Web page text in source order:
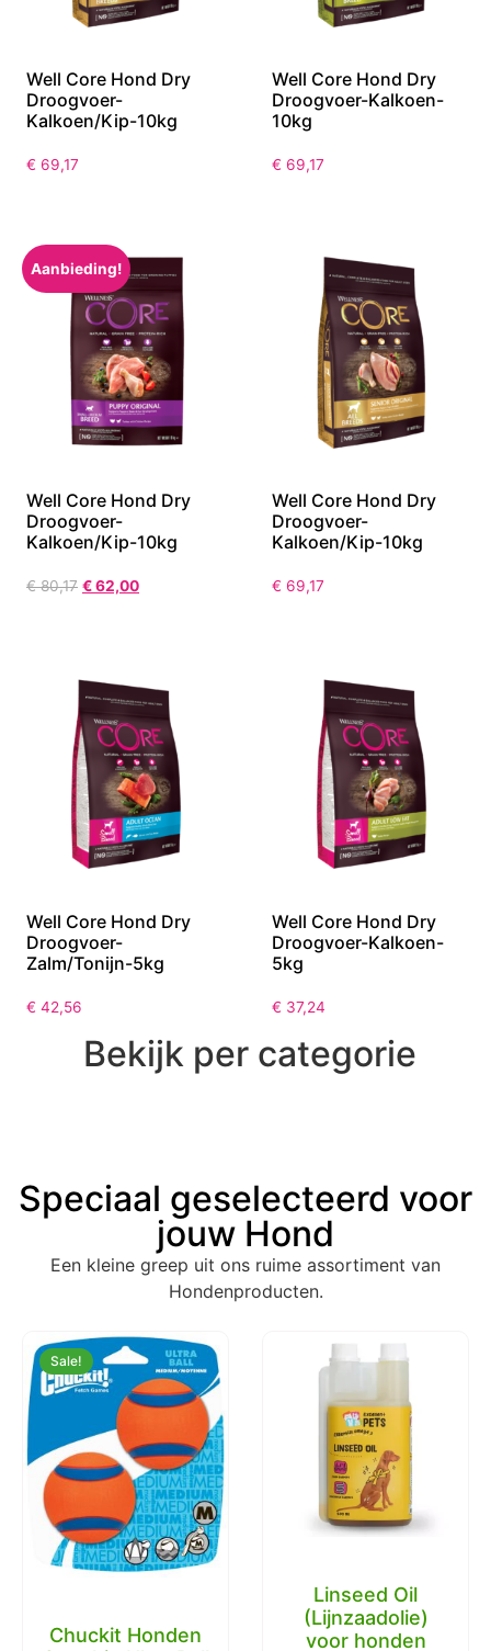
Well Core Hond Dry
Droogvoer-
Kalkoen/Kip-10kg
€ 69,17
Well Core Hond Dry
Droogvoer-Kalkoen-
10kg
€ 69,17
Aanbieding!
Well Core Hond Dry
Droogvoer-
Kalkoen/Kip-10kg
€80,17 €62,00
Well Core Hond Dry
Droogvoer-
Kalkoen/Kip-10kg
€ 69,17
Well Core Hond Dry
Droogvoer-
Zalm/Tonijn-5kg
€ 42,56
Well Core Hond Dry
Droogvoer-Kalkoen-
5kg
€ 37,24
Bekijk per categorie
Speciaal geselecteerd voor
jouw Hond
Een kleine greep uit ons ruime assortiment van
Hondenproducten.
Sale!
Chuckit Honden
Linseed Oil
(Lijnzaadolie)
voor honden